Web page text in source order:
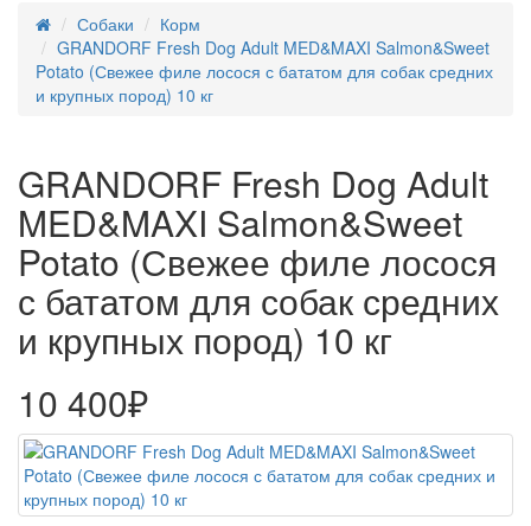
Собаки
Корм
GRANDORF Fresh Dog Adult MED&MAXI Salmon&Sweet
Potato (Свежее филе лосося с бататом для собак средних
и крупных пород) 10 кг
GRANDORF Fresh Dog Adult
MED&MAXI Salmon&Sweet
Potato (Свежее филе лосося
с бататом для собак средних
и крупных пород) 10 кг
10 400₽